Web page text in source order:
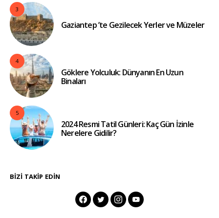
3
Gaziantep ’te Gezilecek Yerler ve Müzeler
4
Göklere Yolculuk: Dünyanın En Uzun
Binaları
5
2024 Resmi Tatil Günleri: Kaç Gün İzinle
Nerelere Gidilir?
BIZI TAKIP EDIN